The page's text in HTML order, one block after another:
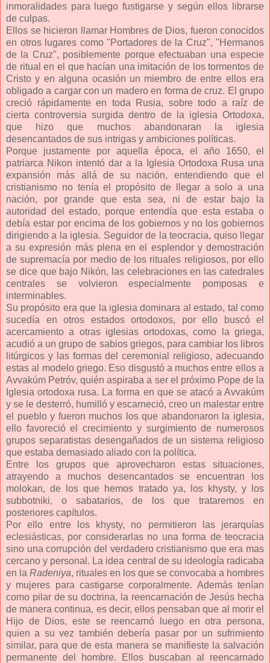
inmoralidades para luego fustigarse y según ellos librarse
de culpas.
Ellos se hicieron llamar Hombres de Dios, fueron conocidos
en otros lugares como "Portadores de la Cruz", "Hermanos
de la Cruz", posiblemente porque efectuaban una especie
de ritual en el que hacían una imitación de los tormentos de
Cristo y en alguna ocasión un miembro de entre ellos era
obligado a cargar con un madero en forma de cruz. El grupo
creció rápidamente en toda Rusia, sobre todo a raíz de
cierta controversia surgida dentro de la iglesia Ortodoxa,
que hizo que muchos abandonaran la iglesia
desencantados de sus intrigas y ambiciones políticas.
Porque justamente por aquella época, el año 1650, el
patriarca Nikon intentó dar a la Iglesia Ortodoxa Rusa una
expansión más allá de su nación, entendiendo que el
cristianismo no tenía el propósito de llegar a solo a una
nación, por grande que esta sea, ni de estar bajo la
autoridad del estado, porque entendía que esta estaba o
debía estar por encima de los gobiernos y no los gobiernos
dirigiendo a la iglesia. Seguidor de la teocracia, quiso llegar
a su expresión más plena en el esplendor y demostración
de supremacía por medio de los rituales religiosos, por ello
se dice que bajo Nikón, las celebraciones en las catedrales
centrales se volvieron especialmente pomposas e
interminables.
Su propósito era que la iglesia dominara al estado, tal como
sucedía en otros estados ortodoxos, por ello buscó el
acercamiento a otras iglesias ortodoxas, como la griega,
acudió a un grupo de sabios griegos, para cambiar los libros
litúrgicos y las formas del ceremonial religioso, adecuando
estas al modelo griego. Eso disgustó a muchos entre ellos a
Avvakúm Petróv, quién aspiraba a ser el próximo Pope de la
Iglesia ortodoxa rusa. La forma en que se atacó a Avvakúm
y se le desterró, humilló y escarneció, creo un malestar entre
el pueblo y fueron muchos los que abandonaron la iglesia,
ello favoreció el crecimiento y surgimiento de numerosos
grupos separatistas desengañados de un sistema religioso
que estaba demasiado aliado con la política.
Entre los grupos que aprovecharon estas situaciones,
atrayendo a muchos desencantados se encuentran los
molokan, de los que hemos tratado ya, los khysty, y los
subbotniki, o sabatarios, de los que trataremos en
posteriores capítulos.
Por ello entre los khysty, no permitieron las jerarquías
eclesiásticas, por considerarlas no una forma de teocracia
sino una corrupción del verdadero cristianismo que era mas
cercano y personal. La idea central de su ideología radicaba
en la Radeniya, rituales en los que se convocaba a hombres
y mujeres para castigarse corporalmente. Además tenían
como pilar de su doctrina, la reencarnación de Jesús hecha
de manera continua, es decir, ellos pensaban que al morir el
Hijo de Dios, este se reencarnó luego en otra persona,
quien a su vez también debería pasar por un sufrimiento
similar, para que de esta manera se manifieste la salvación
permanente del hombre. Ellos buscaban al reencarnado